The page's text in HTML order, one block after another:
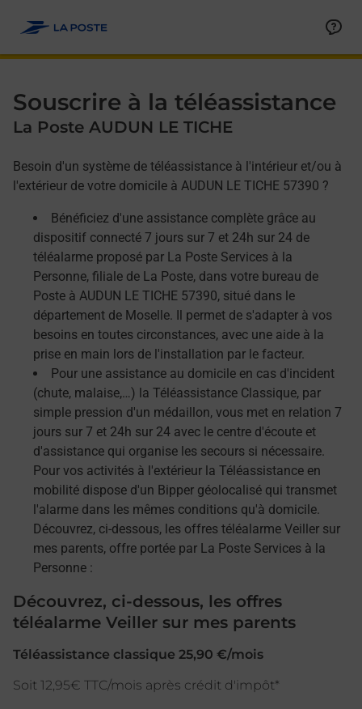
Souscrire à la téléassistance
La Poste AUDUN LE TICHE
Besoin d'un système de téléassistance à l'intérieur et/ou à
l'extérieur de votre domicile à AUDUN LE TICHE 57390 ?
Bénéficiez d'une assistance complète grâce au
dispositif connecté 7 jours sur 7 et 24h sur 24 de
téléalarme proposé par La Poste Services à la
Personne, filiale de La Poste, dans votre bureau de
Poste à AUDUN LE TICHE 57390, situé dans le
département de Moselle. Il permet de s'adapter à vos
besoins en toutes circonstances, avec une aide à la
prise en main lors de l'installation par le facteur.
Pour une assistance au domicile en cas d'incident
(chute, malaise,…) la Téléassistance Classique, par
simple pression d'un médaillon, vous met en relation 7
jours sur 7 et 24h sur 24 avec le centre d'écoute et
d'assistance qui organise les secours si nécessaire.
Pour vos activités à l'extérieur la Téléassistance en
mobilité dispose d'un Bipper géolocalisé qui transmet
l'alarme dans les mêmes conditions qu'à domicile.
Découvrez, ci-dessous, les offres téléalarme Veiller sur
mes parents, offre portée par La Poste Services à la
Personne :
Découvrez, ci-dessous, les offres
téléalarme Veiller sur mes parents
Téléassistance classique 25,90 €/mois
Soit 12,95€ TTC/mois après crédit d'impôt*